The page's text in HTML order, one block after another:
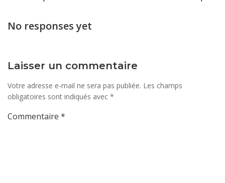
des
No responses yet
Laisser un commentaire
Votre adresse e-mail ne sera pas publiée. Les champs
obligatoires sont indiqués avec *
Commentaire *